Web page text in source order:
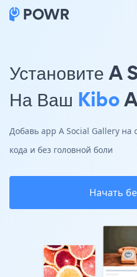
Установите
На Ваш Kibo
Добавь app A Social Gallery на
кода и без головной боли
Начать